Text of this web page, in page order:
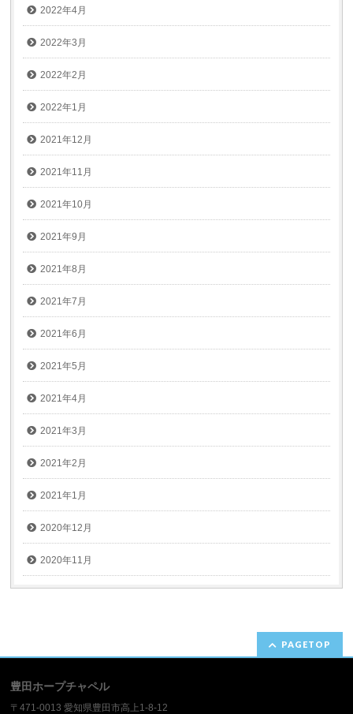
2022年4月
2022年3月
2022年2月
2022年1月
2021年12月
2021年11月
2021年10月
2021年9月
2021年8月
2021年7月
2021年6月
2021年5月
2021年4月
2021年3月
2021年2月
2021年1月
2020年12月
2020年11月
PAGETOP
豊田ホープチャペル
〒471-0013 愛知県豊田市高上1-8-12​